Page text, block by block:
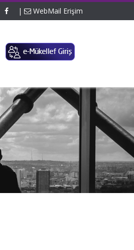
| WebMail Erişim